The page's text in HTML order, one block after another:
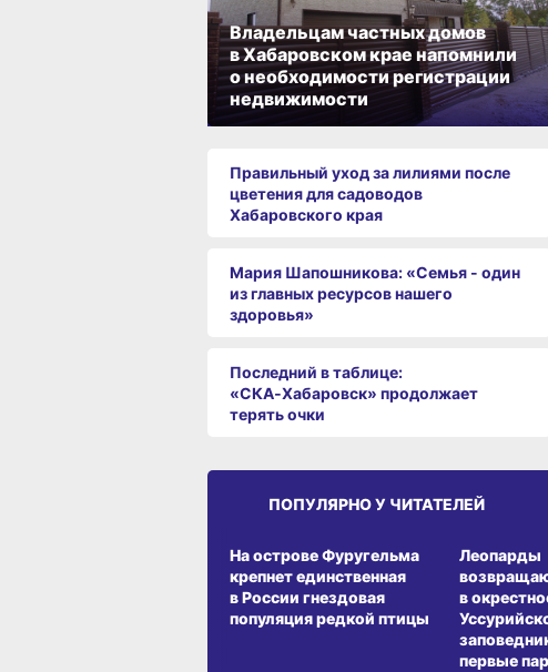
Владельцам частных домов
в Хабаровском крае напомнили
о необходимости регистрации
недвижимости
Правильный уход за лилиями после
цветения для садоводов
Хабаровского края
Мария Шапошникова: «Семья - один
из главных ресурсов нашего
здоровья»
Последний в таблице:
«СКА‑Хабаровск» продолжает
терять очки
ПОПУЛЯРНО У ЧИТАТЕЛЕЙ
На острове Фуругельма
крепнет единственная
в России гнездовая
популяция редкой птицы
Леопарды
в
первые